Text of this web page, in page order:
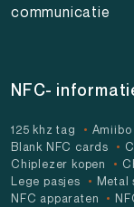
communicatie
NFC-
125 khz tag Amiibo
Blank NFC cards
Chiplezer kopen
Lege pasjes
Metal
NFC apparaten